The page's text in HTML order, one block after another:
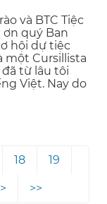
và BTC Tiệc
ơn quý Ban
hội dự tiệc
một Cursillista
từ lâu tôi
Việt. Nay do
Page
18 Page
19